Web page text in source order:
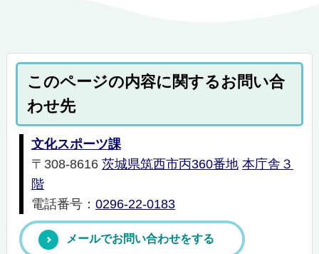
このページの内容に関するお問い合
わせ先
文化スポーツ課
〒308-8616 茨城県筑西市丙360番地 本庁舎３
階
電話番号： 0296-22-0183
メールでお問い合わせをする